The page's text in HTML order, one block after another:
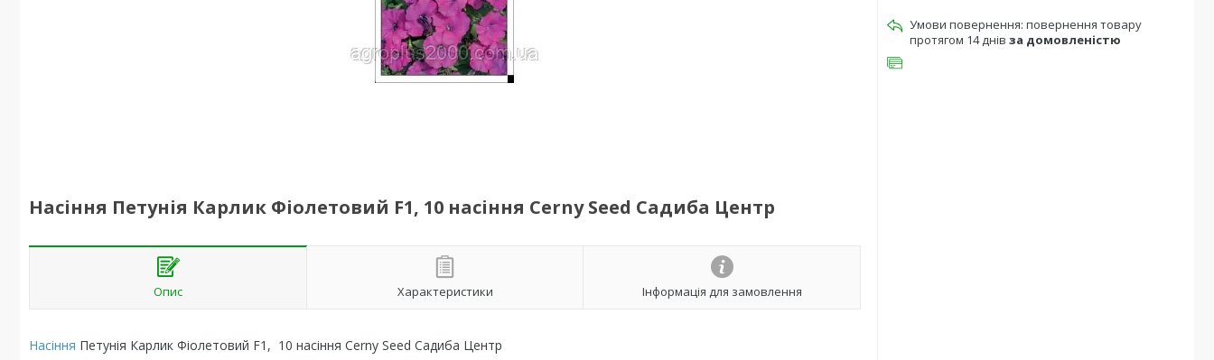
Насіння Петунія Карлик Фіолетовий F1, 10 насіння Cerny Seed Садиба Центр
Опис Характеристики Інформація для замовлення
Насіння Петунія Карлик Фіолетовий F1, 10 насіння Cerny Seed Садиба Центр
повернення товару
протягом 14 днів за домовленістю